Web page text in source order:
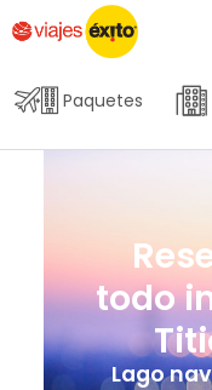
Paquetes
todo
Lago